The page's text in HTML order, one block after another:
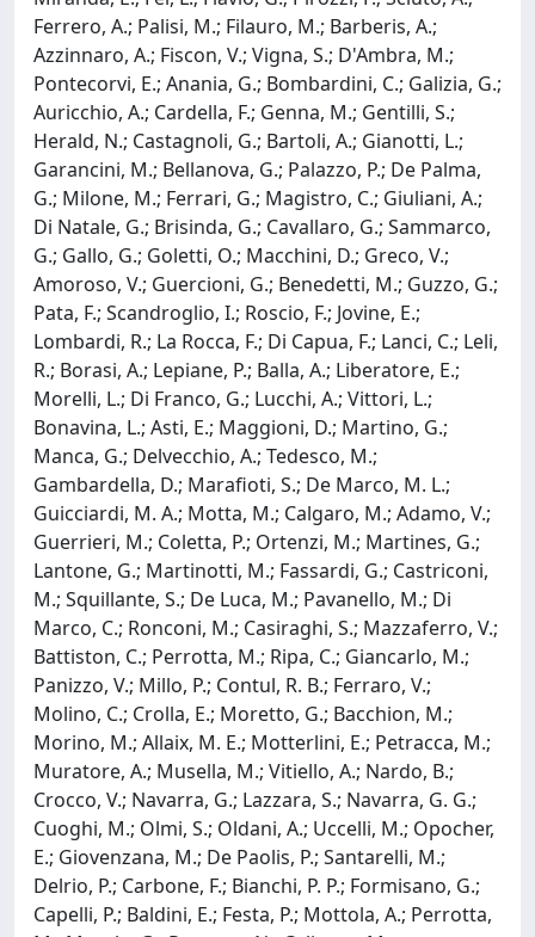
Ferrero, A.; Palisi, M.; Filauro, M.; Barberis, A.;
Azzinnaro, A.; Fiscon, V.; Vigna, S.; D'Ambra, M.;
Pontecorvi, E.; Anania, G.; Bombardini, C.; Galizia, G.;
Auricchio, A.; Cardella, F.; Genna, M.; Gentilli, S.;
Herald, N.; Castagnoli, G.; Bartoli, A.; Gianotti, L.;
Garancini, M.; Bellanova, G.; Palazzo, P.; De Palma,
G.; Milone, M.; Ferrari, G.; Magistro, C.; Giuliani, A.;
Di Natale, G.; Brisinda, G.; Cavallaro, G.; Sammarco,
G.; Gallo, G.; Goletti, O.; Macchini, D.; Greco, V.;
Amoroso, V.; Guercioni, G.; Benedetti, M.; Guzzo, G.;
Pata, F.; Scandroglio, I.; Roscio, F.; Jovine, E.;
Lombardi, R.; La Rocca, F.; Di Capua, F.; Lanci, C.; Leli,
R.; Borasi, A.; Lepiane, P.; Balla, A.; Liberatore, E.;
Morelli, L.; Di Franco, G.; Lucchi, A.; Vittori, L.;
Bonavina, L.; Asti, E.; Maggioni, D.; Martino, G.;
Manca, G.; Delvecchio, A.; Tedesco, M.;
Gambardella, D.; Marafioti, S.; De Marco, M. L.;
Guicciardi, M. A.; Motta, M.; Calgaro, M.; Adamo, V.;
Guerrieri, M.; Coletta, P.; Ortenzi, M.; Martines, G.;
Lantone, G.; Martinotti, M.; Fassardi, G.; Castriconi,
M.; Squillante, S.; De Luca, M.; Pavanello, M.; Di
Marco, C.; Ronconi, M.; Casiraghi, S.; Mazzaferro, V.;
Battiston, C.; Perrotta, M.; Ripa, C.; Giancarlo, M.;
Panizzo, V.; Millo, P.; Contul, R. B.; Ferraro, V.;
Molino, C.; Crolla, E.; Moretto, G.; Bacchion, M.;
Morino, M.; Allaix, M. E.; Motterlini, E.; Petracca, M.;
Muratore, A.; Musella, M.; Vitiello, A.; Nardo, B.;
Crocco, V.; Navarra, G.; Lazzara, S.; Navarra, G. G.;
Cuoghi, M.; Olmi, S.; Oldani, A.; Uccelli, M.; Opocher,
E.; Giovenzana, M.; De Paolis, P.; Santarelli, M.;
Delrio, P.; Carbone, F.; Bianchi, P. P.; Formisano, G.;
Capelli, P.; Baldini, E.; Festa, P.; Mottola, A.; Perrotta,